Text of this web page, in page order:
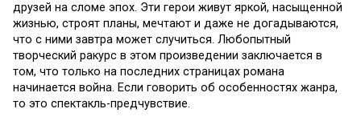
друзей на сломе эпох. Эти герои живут яркой, насыщенной
жизнью, строят планы, мечтают и даже не догадываются,
что с ними завтра может случиться. Любопытный
творческий ракурс в этом произведении заключается в
том, что только на последних страницах романа
начинается война. Если говорить об особенностях жанра,
то это спектакль-предчувствие.